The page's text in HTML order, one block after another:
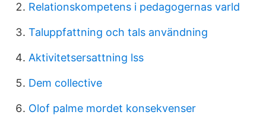
Relationskompetens i pedagogernas varld
Taluppfattning och tals användning
Aktivitetsersattning lss
Dem collective
Olof palme mordet konsekvenser